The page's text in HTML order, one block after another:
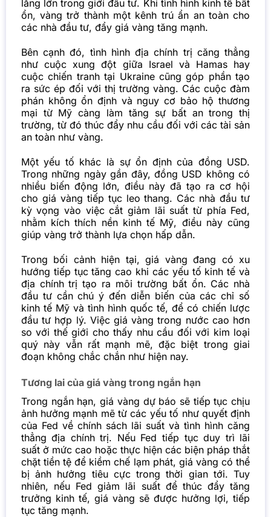
lắng lớn trong giới đầu tư. Khi tình hình kinh tế bất
ổn, vàng trở thành một kênh trú ẩn an toàn cho
các nhà đầu tư, đẩy giá vàng tăng mạnh.
Bên cạnh đó, tình hình địa chính trị căng thẳng
như cuộc xung đột giữa Israel và Hamas hay
cuộc chiến tranh tại Ukraine cũng góp phần tạo
ra sức ép đối với thị trường vàng. Các cuộc đàm
phán không ổn định và nguy cơ bảo hộ thương
mại từ Mỹ càng làm tăng sự bất an trong thị
trường, từ đó thúc đẩy nhu cầu đối với các tài sản
an toàn như vàng.
Một yếu tố khác là sự ổn định của đồng USD.
Trong những ngày gần đây, đồng USD không có
nhiều biến động lớn, điều này đã tạo ra cơ hội
cho giá vàng tiếp tục leo thang. Các nhà đầu tư
kỳ vọng vào việc cắt giảm lãi suất từ phía Fed,
nhằm kích thích nền kinh tế Mỹ, điều này cũng
giúp vàng trở thành lựa chọn hấp dẫn.
Trong bối cảnh hiện tại, giá vàng đang có xu
hướng tiếp tục tăng cao khi các yếu tố kinh tế và
địa chính trị tạo ra môi trường bất ổn. Các nhà
đầu tư cần chú ý đến diễn biến của các chỉ số
kinh tế Mỹ và tình hình quốc tế, để có chiến lược
đầu tư hợp lý. Việc giá vàng trong nước cao hơn
so với thế giới cho thấy nhu cầu đối với kim loại
quý này vẫn rất mạnh mẽ, đặc biệt trong giai
đoạn không chắc chắn như hiện nay.
Tương lai của giá vàng trong ngắn hạn
Trong ngắn hạn, giá vàng dự báo sẽ tiếp tục chịu
ảnh hưởng mạnh mẽ từ các yếu tố như quyết định
của Fed về chính sách lãi suất và tình hình căng
thẳng địa chính trị. Nếu Fed tiếp tục duy trì lãi
suất ở mức cao hoặc thực hiện các biện pháp thắt
chặt tiền tệ để kiềm chế lạm phát, giá vàng có thể
bị ảnh hưởng tiêu cực trong thời gian tới. Tuy
nhiên, nếu Fed giảm lãi suất để thúc đẩy tăng
trưởng kinh tế, giá vàng sẽ được hưởng lợi, tiếp
tục tăng mạnh.